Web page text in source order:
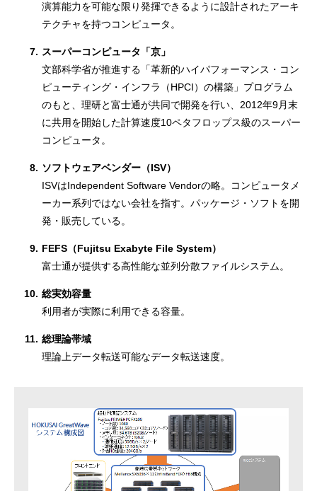
演算能力を可能な限り発揮できるように設計されたアーキ
テクチャを持つコンピュータ。
7. スーパーコンピュータ「京」
文部科学省が推進する「革新的ハイパフォーマンス・コン
ピューティング・インフラ（HPCI）の構築」プログラム
のもと、理研と富士通が共同で開発を行い、2012年9月末
に共用を開始した計算速度10ペタフロップス級のスーパー
コンピュータ。
8. ソフトウェアベンダー（ISV）
ISVはIndependent Software Vendorの略。コンピュータメ
ーカー系列ではない会社を指す。パッケージ・ソフトを開
発・販売している。
9. FEFS（Fujitsu Exabyte File System）
富士通が提供する高性能な並列分散ファイルシステム。
10. 総実効容量
利用者が実際に利用できる容量。
11. 総理論帯域
理論上データ転送可能なデータ転送速度。